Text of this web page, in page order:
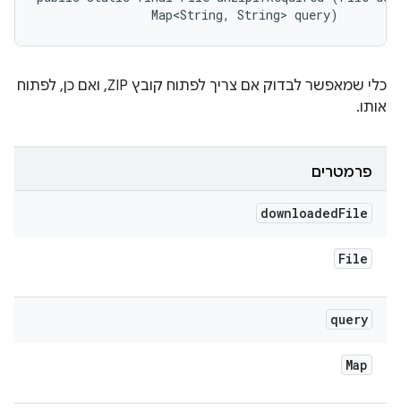
                Map<String, String> query)
כלי שמאפשר לבדוק אם צריך לפתוח קובץ ZIP, ואם כן, לפתוח
אותו.
פרמטרים
downloadedFile
File
query
Map